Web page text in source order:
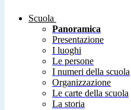
Scuola
Panoramica
Presentazione
I luoghi
Le persone
I numeri della scuola
Organizzazione
Le carte della scuola
La storia